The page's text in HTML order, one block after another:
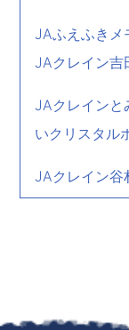
JAふえふきメ
JAクレイン吉
JAクレインと
いクリスタル
JAクレイン谷